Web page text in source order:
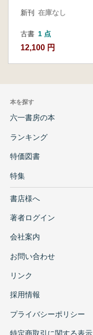
新刊 在庫なし
古書 1 点
12,100 円
本を探す
六一書房の本
ランキング
特価図書
特集
書店様へ
著者ログイン
会社案内
お問い合わせ
リンク
採用情報
プライバシーポリシー